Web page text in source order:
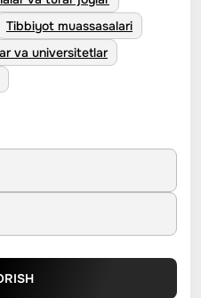
Tibbiyot muassasalari
va universitetlar